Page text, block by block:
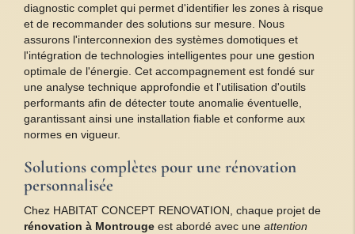
diagnostic complet qui permet d'identifier les zones à risque
et de recommander des solutions sur mesure. Nous
assurons l'interconnexion des systèmes domotiques et
l'intégration de technologies intelligentes pour une gestion
optimale de l'énergie. Cet accompagnement est fondé sur
une analyse technique approfondie et l'utilisation d'outils
performants afin de détecter toute anomalie éventuelle,
garantissant ainsi une installation fiable et conforme aux
normes en vigueur.
Solutions complètes pour une rénovation
personnalisée
Chez HABITAT CONCEPT RENOVATION, chaque projet de
rénovation à Montrouge est abordé avec une attention